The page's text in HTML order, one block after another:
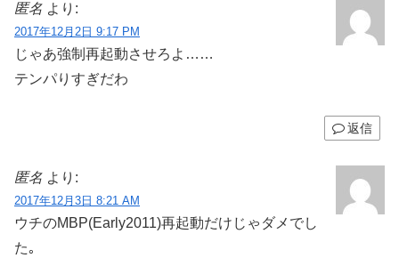
匿名 より:
2017年12月2日 9:17 PM
じゃあ強制再起動させろよ……
テンパりすぎだわ
返信
匿名 より:
2017年12月3日 8:21 AM
ウチのMBP(Early2011)再起動だけじゃダメでし
た｡